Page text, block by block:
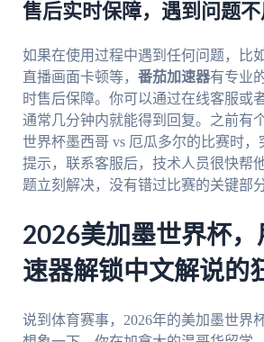
售后实时保障，遇到问题
如果在使用过程中遇到任何问题，比
直播画面卡顿等， 番茄加速器有专业
时售后保障。你可以通过在线客服或
通常几分钟内就能得到回复。之前有
世界杯墨西哥 vs 厄瓜多尔的比赛时，
提示，联系客服后，技术人员很快帮
题立刻解决，没有错过比赛的关键部分
2026美加墨世界杯，
速器解锁中文解说的
说到体育赛事，2026年的美加墨世界